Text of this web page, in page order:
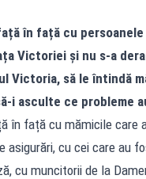
în față cu
Victoriei și nu s-a
Victoria, să le întindă
i asculte ce probleme
în față cu mămicile care
asigurări, cu cei care au
cu muncitorii de la